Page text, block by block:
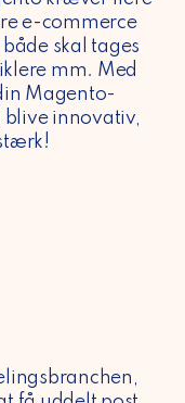
e-commerce
skal tages
mm. Med
Magento-
blive innovativ,